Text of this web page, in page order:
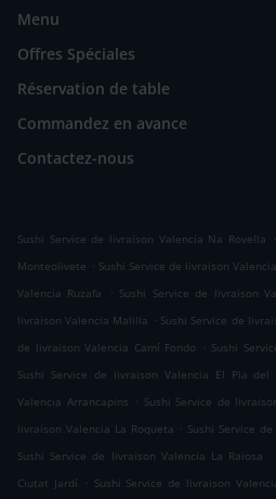
Menu
Offres Spéciales
Réservation de table
Commandez en avance
Contactez-nous
Sushi Service de livraison Valencia Na Rovella .
Monteolivete . Sushi Service de livraison
Valencia Ruzafa
. Sushi Service de livraison
livraison Valencia Malilla . Sushi Service de
de livraison Valencia Camí Fondo
. Sushi
Sushi Service de livraison Valencia El Pla del
Valencia Arrancapins . Sushi Service de
livraison Valencia La Roqueta . Sushi Service
Sushi Service de livraison Valencia La Raiosa
.
Ciutat Jardí
. Sushi Service de livraison